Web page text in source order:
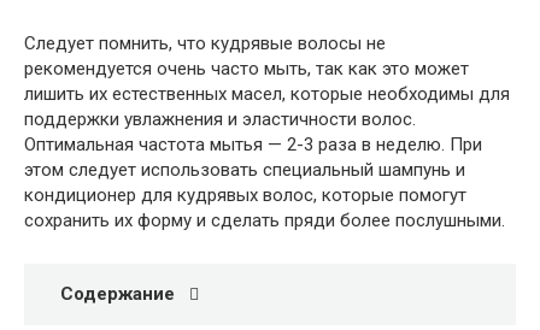
Следует помнить, что кудрявые волосы не
рекомендуется очень часто мыть, так как это может
лишить их естественных масел, которые необходимы для
поддержки увлажнения и эластичности волос.
Оптимальная частота мытья — 2-3 раза в неделю. При
этом следует использовать специальный шампунь и
кондиционер для кудрявых волос, которые помогут
сохранить их форму и сделать пряди более послушными.
Содержание